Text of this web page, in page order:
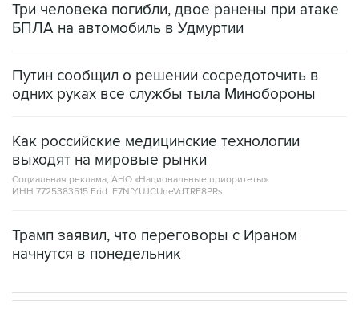
Три человека погибли, двое ранены при атаке
БПЛА на автомобиль в Удмуртии
Путин сообщил о решении сосредоточить в
одних руках все службы тыла Минобороны
Как российские медицинские технологии
выходят на мировые рынки
Социальная реклама, АНО «Национальные приоритеты».
ИНН 7725383515 Erid: F7NfYUJCUneVdTRF8PRs
Трамп заявил, что переговоры с Ираном
начнутся в понедельник